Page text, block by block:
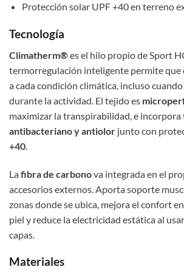
Protección solar UPF +40 en terreno
Tecnología
Climatherm®es el hilo propio de Sport
termorregulación inteligente permite que
a cada condición climática, incluso
durante la actividad. El tejido es
maximizar la transpirabilidad, e incorpora
antibacteriano y antiolor junto con
+40.
Lafibra de carbonova integrada en el
accesorios externos. Aporta soporte
zonas donde se ubica, mejora el confort
piel y reduce la electricidad estática al
capas.
Materiales